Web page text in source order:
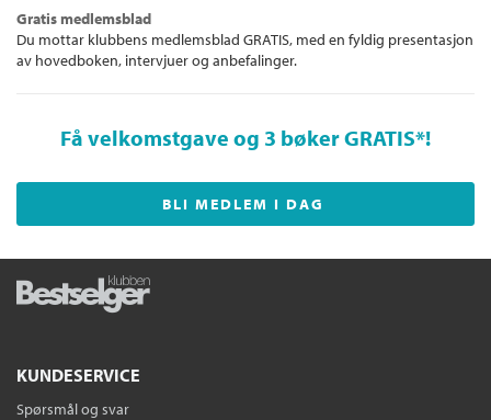
Gratis medlemsblad
Du mottar klubbens medlemsblad GRATIS, med en fyldig presentasjon
av hovedboken, intervjuer og anbefalinger.
Få velkomstgave og 3 bøker GRATIS*!
BLI MEDLEM I DAG
KUNDESERVICE
Spørsmål og svar